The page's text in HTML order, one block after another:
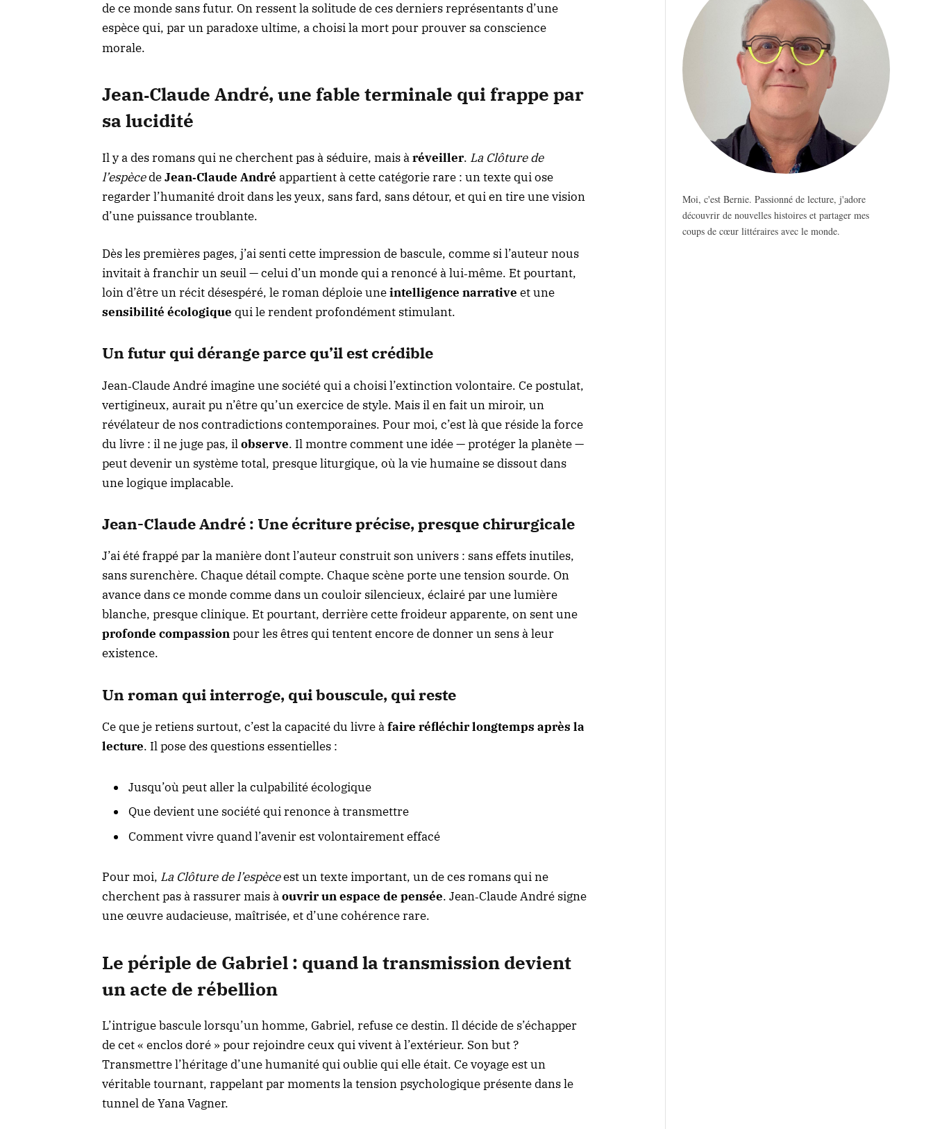
de ce monde sans futur. On ressent la solitude de ces derniers représentants d’une
espèce qui, par un paradoxe ultime, a choisi la mort pour prouver sa conscience
morale.
Jean‑Claude André, une fable terminale qui frappe par
sa lucidité
Il y a des romans qui ne cherchent pas à séduire, mais àréveiller. La Clôture de
l’espècedeJean‑Claude André appartient à cette catégorie rare : un texte qui ose
regarder l’humanité droit dans les yeux, sans fard, sans détour, et qui en tire une vision
d’une puissance troublante.
Dès les premières pages, j’ai senti cette impression de bascule, comme si l’auteur nous
invitait à franchir un seuil — celui d’un monde qui a renoncé à lui‑même. Et pourtant,
loin d’être un récit désespéré, le roman déploie uneintelligence narrative et une
sensibilité écologique qui le rendent profondément stimulant.
Un futur qui dérange parce qu’il est crédible
Jean‑Claude André imagine une société qui a choisi l’extinction volontaire. Ce postulat,
vertigineux, aurait pu n’être qu’un exercice de style. Mais il en fait un miroir, un
révélateur de nos contradictions contemporaines. Pour moi, c’est là que réside la force
du livre : il ne juge pas, ilobserve. Il montre comment une idée — protéger la planète —
peut devenir un système total, presque liturgique, où la vie humaine se dissout dans
une logique implacable.
Jean-Claude André : Une écriture précise, presque chirurgicale
J’ai été frappé par la manière dont l’auteur construit son univers : sans effets inutiles,
sans surenchère. Chaque détail compte. Chaque scène porte une tension sourde. On
avance dans ce monde comme dans un couloir silencieux, éclairé par une lumière
blanche, presque clinique. Et pourtant, derrière cette froideur apparente, on sent une
profonde compassionpour les êtres qui tentent encore de donner un sens à leur
existence.
Un roman qui interroge, qui bouscule, qui reste
Ce que je retiens surtout, c’est la capacité du livre àfaire réfléchir longtemps après la
lecture. Il pose des questions essentielles :
Jusqu’où peut aller la culpabilité écologique
Que devient une société qui renonce à transmettre
Comment vivre quand l’avenir est volontairement effacé
Pour moi, La Clôture de l’espèceest un texte important, un de ces romans qui ne
cherchent pas à rassurer mais àouvrir un espace de pensée. Jean‑Claude André signe
une œuvre audacieuse, maîtrisée, et d’une cohérence rare.
Le périple de Gabriel : quand la transmission devient
un acte de rébellion
L’intrigue bascule lorsqu’un homme, Gabriel, refuse ce destin. Il décide de s’échapper
de cet « enclos doré » pour rejoindre ceux qui vivent à l’extérieur. Son but ?
Transmettre l’héritage d’une humanité qui oublie qui elle était. Ce voyage est un
véritable tournant, rappelant par moments la tension psychologique présente dansle
tunnel de Yana Vagner.
Moi, c'est Bernie. Passionné de lecture, j'adore
découvrir de nouvelles histoires et partager mes
coups de cœur littéraires avec le monde.